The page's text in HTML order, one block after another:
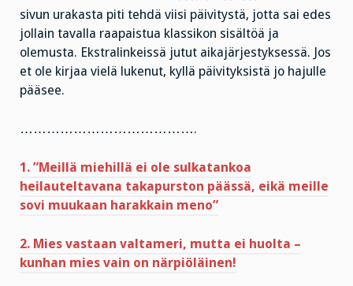
sivun urakasta piti tehdä viisi päivitystä, jotta sai edes
jollain tavalla raapaistua klassikon sisältöä ja
olemusta. Ekstralinkeissä jutut aikajärjestyksessä. Jos
et ole kirjaa vielä lukenut, kyllä päivityksistä jo hajulle
pääsee.
………………………………….
1. ”Meillä miehillä ei ole sulkatankoa
heilauteltavana takapurston päässä, eikä meille
sovi muukaan harakkain meno”
2. Mies vastaan valtameri, mutta ei huolta –
kunhan mies vain on närpiöläinen!